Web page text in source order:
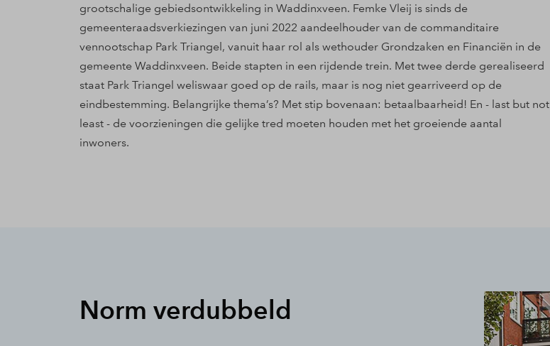
grootschalige gebiedsontwikkeling in Waddinxveen. Femke Vleij is sinds de
gemeenteraadsverkiezingen van juni 2022 aandeelhouder van de commanditaire
vennootschap Park Triangel, vanuit haar rol als wethouder Grondzaken en Financiën in de
gemeente Waddinxveen. Beide stapten in een rijdende trein. Met twee derde gerealiseerd
staat Park Triangel weliswaar goed op de rails, maar is nog niet gearriveerd op de
eindbestemming. Belangrijke thema’s? Met stip bovenaan: betaalbaarheid! En - last but not
least - de voorzieningen die gelijke tred moeten houden met het groeiende aantal
inwoners.
Norm verdubbeld